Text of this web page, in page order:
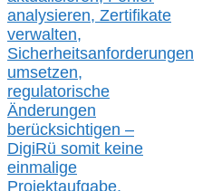
analysieren, Zertifikate
verwalten,
Sicherheitsanforderungen
umsetzen,
regulatorische
Änderungen
berücksichtigen –
DigiRü somit keine
einmalige
Projektaufgabe,